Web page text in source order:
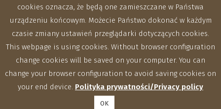
cookies oznacza, że będą one zamieszczane w Państwa
urządzeniu końcowym. Możecie Państwo dokonać w każdym
czasie zmiany ustawień przeglądarki dotyczących cookies.
This webpage is using cookies. Without browser configuration
change cookies will be saved on your computer. You can
change your browser configuration to avoid saving cookies on
your end device. Polityka prywatności/Privacy policy
OK